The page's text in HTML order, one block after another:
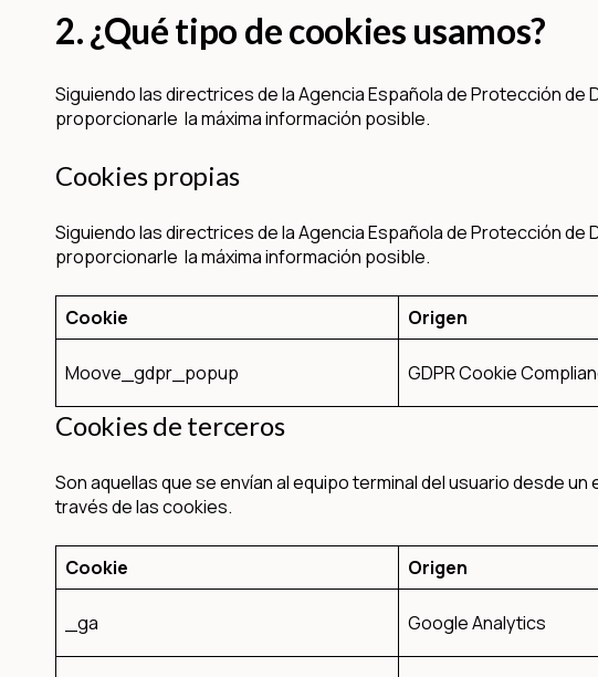
2. ¿Qué tipo de cookies usamos?
Siguiendo las directrices de la Agencia Española de Protección
proporcionarle la máxima información posible.
Cookies propias
Siguiendo las directrices de la Agencia Española de Protección
proporcionarle la máxima información posible.
Cookie Origen
Moove_gdpr_popup GDPR Cookie
Cookies de terceros
Son aquellas que se envían al equipo terminal del usuario desde
través de las cookies.
Cookie Origen
_ga Google Analytics